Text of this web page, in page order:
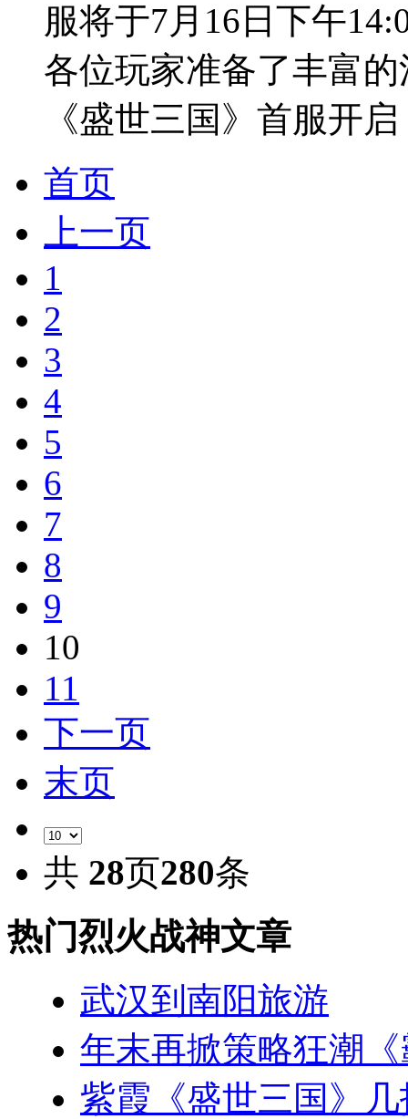
服将于7月16日下午
各位玩家准备了丰富
《盛世三国》首服开
首页
上一页
1
2
3
4
5
6
7
8
9
10
11
下一页
末页
共 28页280条
热门烈火战神文章
武汉到南阳旅游
年末再掀策略狂潮
紫霞《盛世三国》